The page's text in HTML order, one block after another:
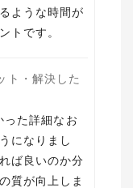
ような時間が
トです。
ト・解決した
た詳細なお
になりまし
ば良いのか分
質が向上しま